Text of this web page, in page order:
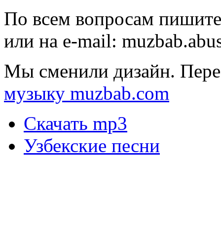
По всем вопросам
или на e-mail:
Мы сменили дизайн.
музыку muzbab.com
Скачать mp3
Узбекские песни